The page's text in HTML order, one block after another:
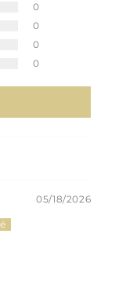
0
0
0
0
05/18/2026